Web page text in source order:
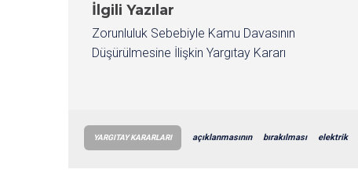
İlgili Yazılar
Zorunluluk Sebebiyle Kamu Davasının
Düşürülmesine İlişkin Yargıtay Kararı
YARGITAY KARARLARI açıklanmasının bırakılması elektrik